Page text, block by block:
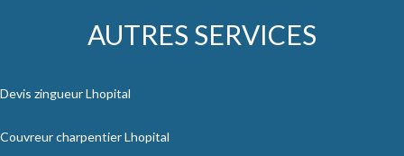
AUTRES SERVICES
Devis zingueur Lhopital
Couvreur charpentier Lhopital